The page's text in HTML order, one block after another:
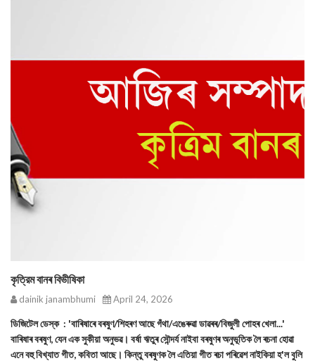
কৃত্রিম বানৰ বিভীষিকা
dainik janambhumi April 24, 2026
ডিজিটেল ডেস্ক : 'বাৰিষাৰে বৰষুণ/শিহৰণ আছে গঁথা/এঙেৰুৱা ডাৱৰৰ/বিজুলী পোহৰ খেলা...'
বাৰিষাৰ বৰষুণ, যেন এক সুকীয়া অনুভৱ। বর্ষা ঋতুৰ সৌন্দৰ্য নাইবা বৰষুণৰ অনুভূতিক লৈ ৰচনা হোৱা
এনে বহু বিখ্যাত গীত, কবিতা আছে। কিন্তু বৰষুণক লৈ এতিয়া গীত ৰচা পৰিৱেশ নাইকিয়া হ'ল বুলি